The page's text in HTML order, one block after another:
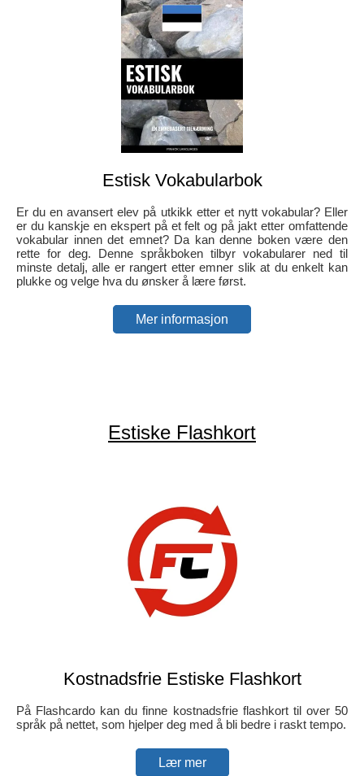
Estisk Vokabularbok
Er du en avansert elev på utkikk etter et nytt vokabular? Eller
er du kanskje en ekspert på et felt og på jakt etter omfattende
vokabular innen det emnet? Da kan denne boken være den
rette for deg. Denne språkboken tilbyr vokabularer ned til
minste detalj, alle er rangert etter emner slik at du enkelt kan
plukke og velge hva du ønsker å lære først.
Mer informasjon
Estiske Flashkort
Kostnadsfrie Estiske Flashkort
På Flashcardo kan du finne kostnadsfrie flashkort til over 50
språk på nettet, som hjelper deg med å bli bedre i raskt tempo.
Lær mer